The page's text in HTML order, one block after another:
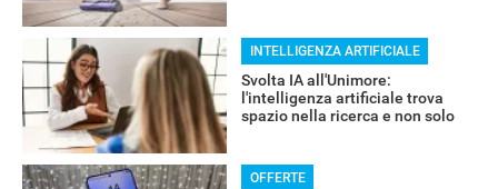
INTELLIGENZA ARTIFICIALE
Svolta IA all'Unimore:
l'intelligenza artificiale trova
spazio nella ricerca e non solo
OFFERTE